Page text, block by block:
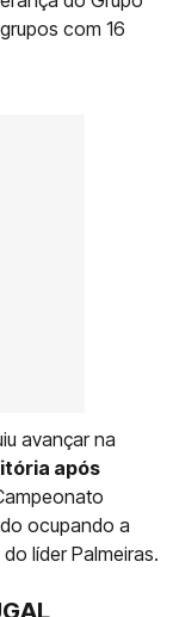
com 16
avançar na
após
ocupando a
líder Palmeiras.